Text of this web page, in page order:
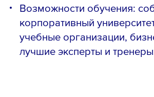
Возможности обучения:
корпоративный
учебные организации,
лучшие эксперты и